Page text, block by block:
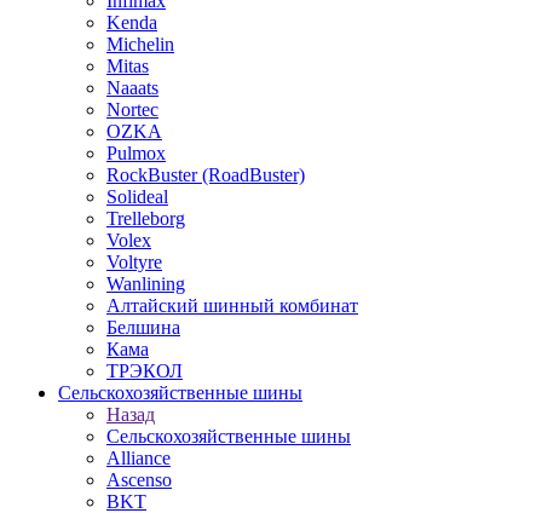
Kenda
Michelin
Mitas
Naaats
Nortec
OZKA
Pulmox
RockBuster (RoadBuster)
Solideal
Trelleborg
Volex
Voltyre
Wanlining
Алтайский шинный комбинат
Белшина
Кама
ТРЭКОЛ
Сельскохозяйственные шины
Назад
Сельскохозяйственные шины
Alliance
Ascenso
BKT